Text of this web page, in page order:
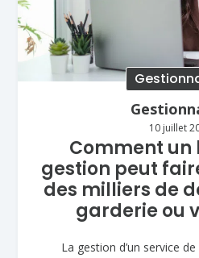
10 juillet
Comment un
gestion peut
des milliers de
garderie ou
La gestion d’un service